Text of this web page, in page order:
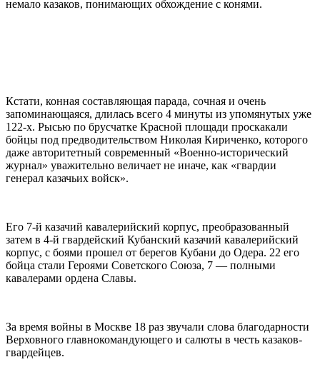
немало казаков, понимающих обхождение с конями.
Кстати, конная составляющая парада, сочная и очень
запоминающаяся, длилась всего 4 минуты из упомянутых уже
122-х. Рысью по брусчатке Красной площади проскакали
бойцы под предводительством Николая Кириченко, которого
даже авторитетный современный «Военно-исторический
журнал» уважительно величает не иначе, как «гвардии
генерал казачьих войск».
Его 7-й казачий кавалерийский корпус, преобразованный
затем в 4-й гвардейский Кубанский казачий кавалерийский
корпус, с боями прошел от берегов Кубани до Одера. 22 его
бойца стали Героями Советского Союза, 7 — полными
кавалерами ордена Славы.
За время войны в Москве 18 раз звучали слова благодарности
Верховного главнокомандующего и салюты в честь казаков-
гвардейцев.